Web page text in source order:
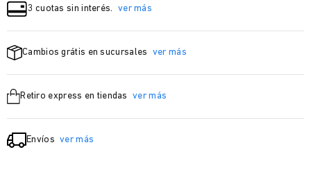
3 cuotas sin interés. ver más
Cambios grátis en sucursales ver más
Retiro express en tiendas ver más
Envíos ver más